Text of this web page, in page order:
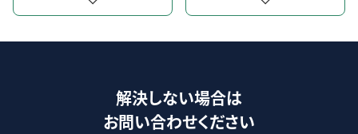
解決しない場合は
お問い合わせください